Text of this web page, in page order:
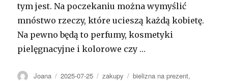
tym jest. Na poczekaniu można wymyślić
mnóstwo rzeczy, które ucieszą każdą kobietę.
Na pewno będą to perfumy, kosmetyki
pielęgnacyjne i kolorowe czy …
Autor
Joana Opublikowano
2025-07-25 Kategorie
zakupy Tagi
bielizna na prezent,